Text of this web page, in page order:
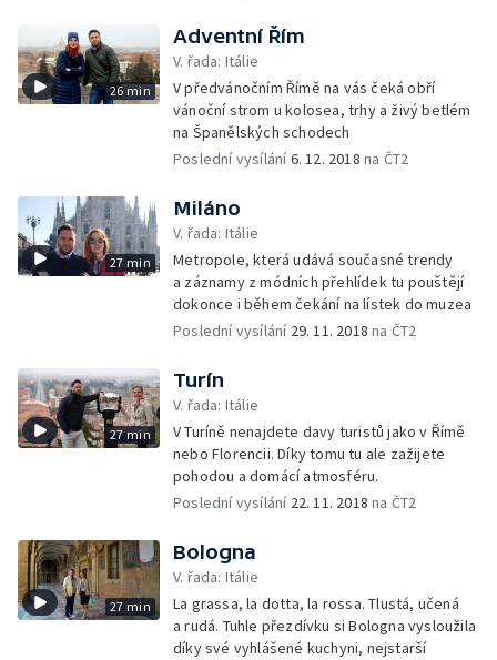
26 min
Adventní Řím
V. řada: Itálie
V předvánočním Římě na vás čeká obří
vánoční strom u kolosea, trhy a živý betlém
na Španělských schodech
Poslední vysílání6. 12. 2018 na ČT2
27 min
Miláno
V. řada: Itálie
Metropole, která udává současné trendy
a záznamy z módních přehlídek tu pouštějí
dokonce i během čekání na lístek do muzea
Poslední vysílání 29. 11. 2018 na ČT2
27 min
Turín
V. řada: Itálie
V Turíně nenajdete davy turistů jako v Římě
nebo Florencii. Díky tomu tu ale zažijete
pohodou a domácí atmosféru.
Poslední vysílání 22. 11. 2018 na ČT2
27 min
Bologna
V. řada: Itálie
La grassa, la dotta, la rossa. Tlustá, učená
a rudá. Tuhle přezdívku si Bologna vysloužila
díky své vyhlášené kuchyni, nejstarší